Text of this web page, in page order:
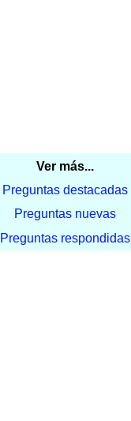
Ver más...
Preguntas destacadas
Preguntas nuevas
Preguntas respondidas